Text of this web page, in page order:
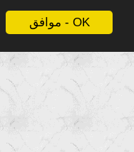
موافق - OK